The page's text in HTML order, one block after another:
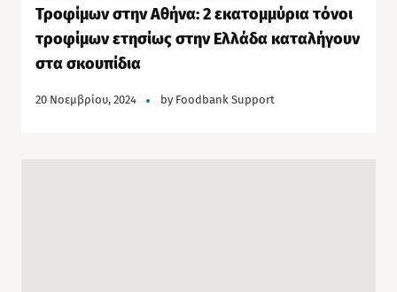
Τροφίμων στην Αθήνα: 2 εκατομμύρια τόνοι
τροφίμων ετησίως στην Ελλάδα καταλήγουν
στα σκουπίδια
20 Νοεμβρίου, 2024 by Foodbank Support